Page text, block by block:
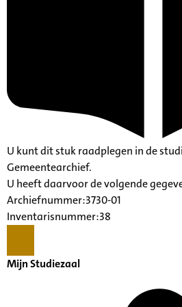
U kunt dit stuk raadplegen in de
Gemeentearchief.
U heeft daarvoor de volgende
Archiefnummer:3730-01
Inventarisnummer:38
Mijn Studiezaal